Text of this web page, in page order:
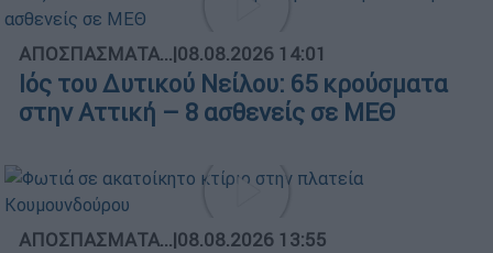
ΑΠΟΣΠΑΣΜΑΤΑ...|08.08.2026 14:01
Ιός του Δυτικού Νείλου: 65 κρούσματα
στην Αττική – 8 ασθενείς σε ΜΕΘ
ΑΠΟΣΠΑΣΜΑΤΑ...|08.08.2026 13:55